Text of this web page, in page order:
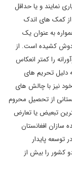
نمایند و یا حداقل
از کمک های اندک
به عنوان یک
دوش کشیده است. از
را کمتر انعکاس
دلیل تحریم های
خود نیز با چالش های
از تحصیل محروم
تبعیض یا تعارض
سازان افغانستان
توسعه پایدار
کشور را بیش از